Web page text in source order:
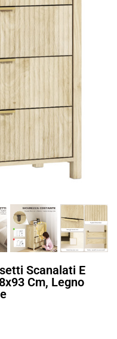
Scanalati E
Cm, Legno